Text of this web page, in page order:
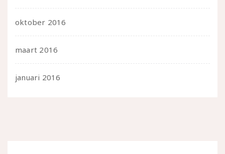
oktober 2016
maart 2016
januari 2016